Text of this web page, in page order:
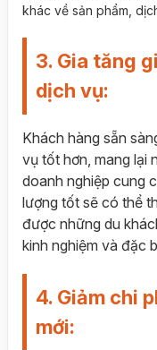
khác về sản phẩm,
3. Gia tăng
dịch vụ:
Khách hàng sẵn
vụ tốt hơn, mang lại
doanh nghiệp cung
lượng tốt sẽ có thể
được những du
kinh nghiệm và đặc
4. Giảm chi
mới: